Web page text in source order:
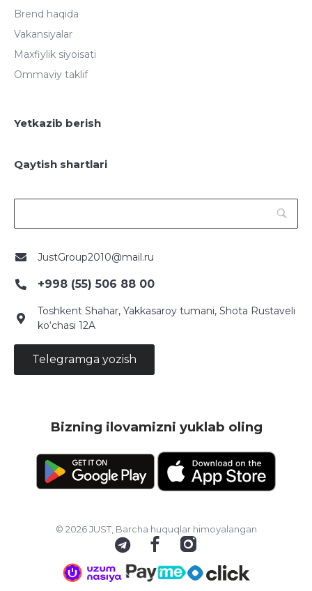
Brend haqida
Vakansiyalar
Maxfiylik siyoisati
Ommaviy taklif
Yetkazib berish
Qaytish shartlari
JustGroup2010@mail.ru
+998 (55) 506 88 00
Toshkent Shahar, Yakkasaroy tumani, Shota Rustaveli
ko‘chasi 12A
Telegramga yozish
Bizning ilovamizni yuklab oling
© 2026 JUST, Barcha huquqlar himoyalangan